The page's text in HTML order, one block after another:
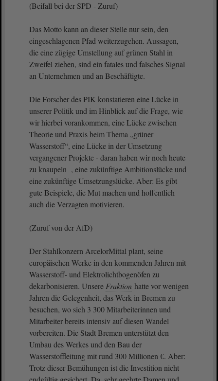
(Beifall bei der SPD - Zuruf)
Das Motto kann an dieser Stelle nur sein, den
eingeschlagenen Pfad weiterzugehen. Aussagen,
die eine zügige Umstellung auf grünen Stahl in
Zweifel ziehen, sind ein fatales und falsches Signal
an Unternehmen und an Beschäftigte.
Die Forscher des PIK konstatieren eine Lücke in
unserer Politik und im Hinblick auf die Frage, wie
wir hierbei vorankommen, eine Lücke zwischen
Theorie und Praxis beim Thema „grüner
Wasserstoff“, eine Lücke in der Umsetzung
vergangener Projekte - daran haben wir noch heute
zu knaupeln , eine zukünftige Ambitionslücke und
eine zukünftige Umsetzungslücke. Aber: Es gibt
gute Beispiele, die Mut machen und hoffentlich
auch die Verzagten motivieren.
(Zuruf von der AfD)
Der Stahlkonzern ArcelorMittal plant, seine
europäischen Werke in den kommenden Jahren mit
Wasserstoff- und Elektrolichtbogenöfen zu
dekarbonisieren. Unsere Fraktion hatte vor wenigen
Jahren die Gelegenheit, das Werk in Bremen zu
besuchen, wo sich 3 300 Mitarbeiterinnen und
Mitarbeiter bereits intensiv auf diesen Wandel
vorbereiten. Die Stadt Bremen unterstützt den
Umbau des Werkes und den Bau der
Wasserstoffleitung mit rund 300 Millionen €. Aber:
Trotz dieser Bemühungen ist die Investition nicht